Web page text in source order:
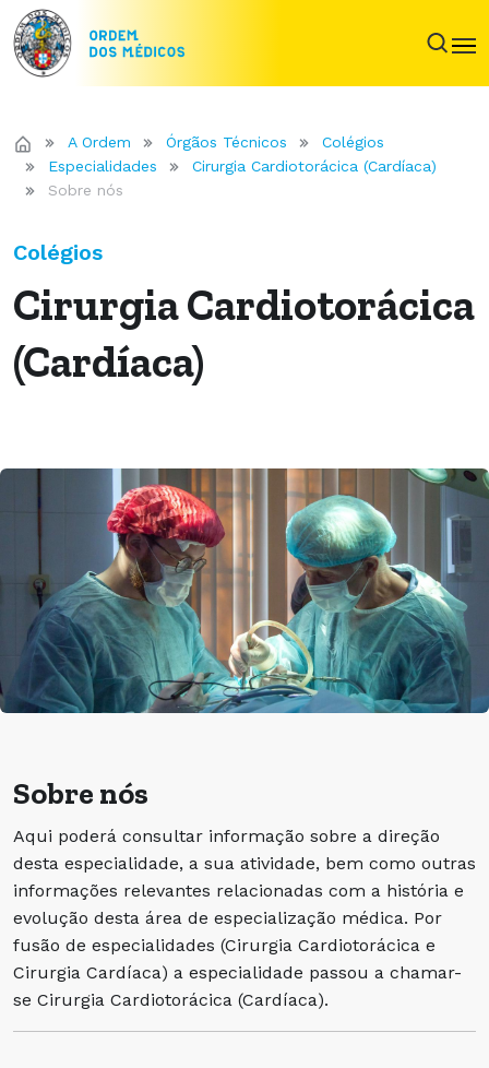
A Ordem Órgãos Técnicos
Colégios
Especialidades
Cirurgia Cardiotorácica (Cardíaca)
Sobre nós
Colégios
Cirurgia Cardiotorácica
(Cardíaca)
Sobre nós
Aqui poderá consultar informação sobre a direção
desta especialidade, a sua atividade, bem como outras
informações relevantes relacionadas com a história e
evolução desta área de especialização médica. Por
fusão de especialidades (Cirurgia Cardiotorácica e
Cirurgia Cardíaca) a especialidade passou a chamar-
se Cirurgia Cardiotorácica (Cardíaca).